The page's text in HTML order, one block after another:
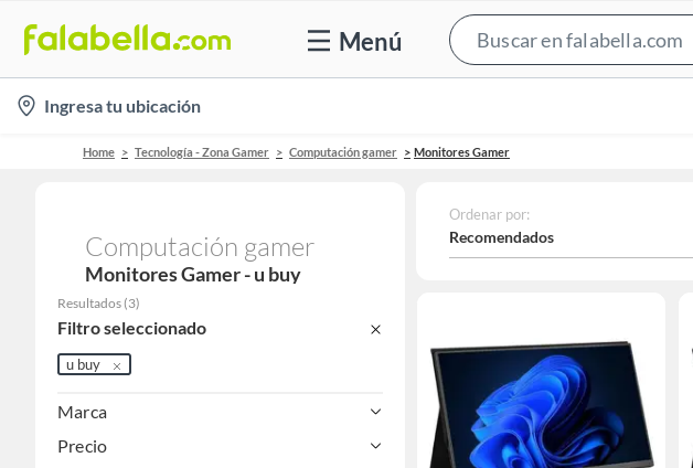
Menú
location-
icon
Ingresa tu ubicación
Home Tecnología - Zona Gamer Computación gamer Monitores Gamer
Computación gamer
Monitores Gamer - u buy
Resultados (3)
Filtro seleccionado
u buy
Marca
Precio
Ordenar por:
Recomendados